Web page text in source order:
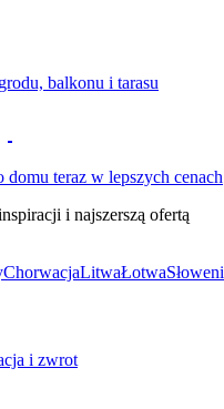
balkonu i tarasu
teraz w lepszych cenach
i najszerszą ofertą
ChorwacjaLitwaŁotwa
i zwrot